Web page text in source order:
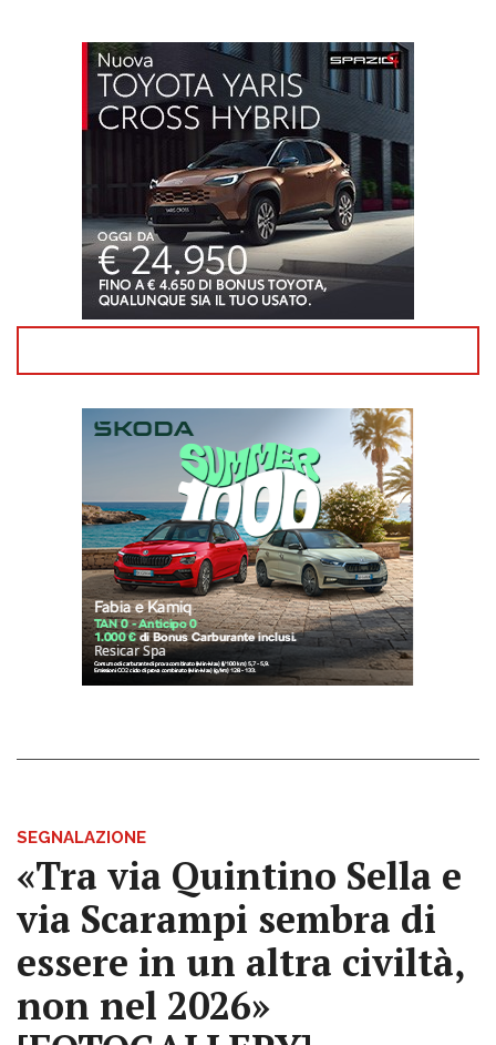
SEGNALAZIONE
«Tra via Quintino Sella e
via Scarampi sembra di
essere in un altra civiltà,
non nel 2026»